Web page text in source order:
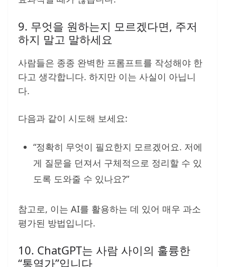
9. 무엇을 원하는지 모르겠다면, 주저
하지 말고 말하세요
사람들은 종종 완벽한 프롬프트를 작성해야 한
다고 생각합니다. 하지만 이는 사실이 아닙니
다.
다음과 같이 시도해 보세요:
“정확히 무엇이 필요한지 모르겠어요. 저에
게 질문을 던져서 구체적으로 정리할 수 있
도록 도와줄 수 있나요?”
참고로, 이는 AI를 활용하는 데 있어 매우 과소
평가된 방법입니다.
10. ChatGPT는 사람 사이의 훌륭한
“통역가”입니다